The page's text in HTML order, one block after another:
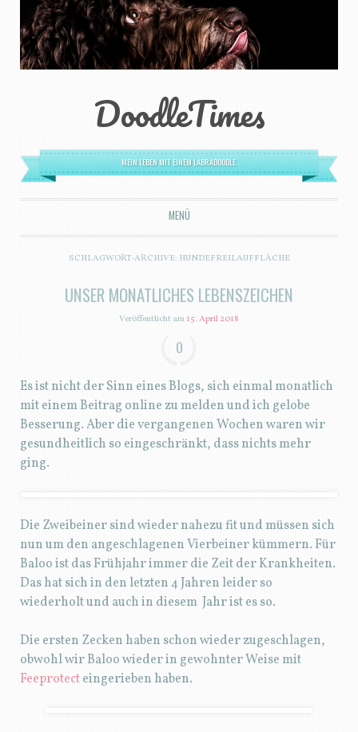
DoodleTimes
MEIN LEBEN MIT EINEM LABRADOODLE.
MENÜ
ZUM INHALT SPRINGEN
SCHLAGWORT-ARCHIVE: HUNDEFREILAUFFLÄCHE
UNSER MONATLICHES LEBENSZEICHEN
Veröffentlicht am15. April 2018
0
Es ist nicht der Sinn eines Blogs, sich einmal monatlich
mit einem Beitrag online zu melden und ich gelobe
Besserung. Aber die vergangenen Wochen waren wir
gesundheitlich so eingeschränkt, dass nichts mehr
ging.
Die Zweibeiner sind wieder nahezu fit und müssen sich
nun um den angeschlagenen Vierbeiner kümmern. Für
Baloo ist das Frühjahr immer die Zeit der Krankheiten.
Das hat sich in den letzten 4 Jahren leider so
wiederholt und auch in diesem Jahr ist es so.
Die ersten Zecken haben schon wieder zugeschlagen,
obwohl wir Baloo wieder in gewohnter Weise mit
Feeprotecteingerieben haben.